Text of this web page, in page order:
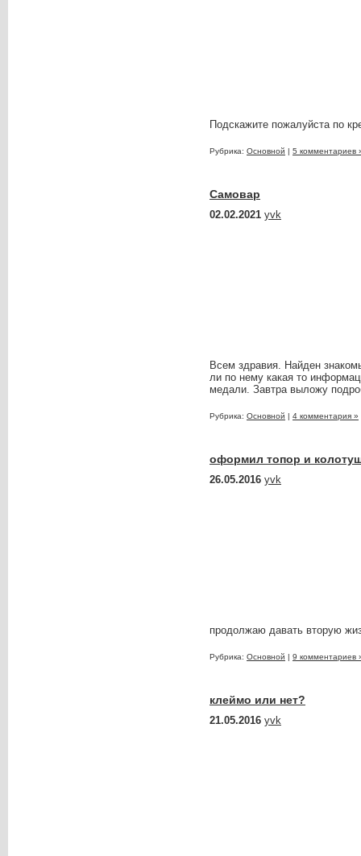
Подскажите пожалуйста по
Рубрика: Основной | 5 комментариев
Самовар
02.02.2021 yvk
Всем здравия. Найден
ли по нему какая то
медали. Завтра выложу
Рубрика: Основной | 4 комментария »
оформил топор и
26.05.2016 yvk
продолжаю давать вторую
Рубрика: Основной | 9 комментариев
клеймо или нет?
21.05.2016 yvk